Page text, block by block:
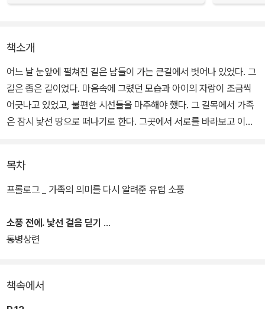
책소개
어느 날 눈앞에 펼쳐진 길은 남들이 가는 큰길에서 벗어나 있었다. 그
길은 좁은 길이었다. 마음속에 그렸던 모습과 아이의 자람이 조금씩
어긋나고 있었고, 불편한 시선들을 마주해야 했다. 그 길목에서 가족
은 잠시 낯선 땅으로 떠나기로 한다. 그곳에서 서로를 바라보고 이해
겸이는 유독 순하고 건강한 아이였다. 듬뿍 사랑받으며 큰 보챔 없이
자라나 엄마의 힘을 덜어 주었다. 그런데 둘째가 태어나면서부터 조
고, 과민한 행동으로 인해 주위 사람들에게서 집중받는 일이 부지기
수였다. 자라나면서 조금씩 나아질 거라 엄마는 스스로를 다독였다.
이? 이 길의 끝에는 무엇이 기다리고 있는 거지?'
목차
프롤로그 _ 가족의 의미를 다시 알려준 유럽 소풍
소풍 전에. 낯선 걸음 딛기
동병상련
책속에서